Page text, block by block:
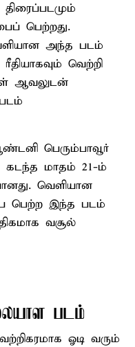
பெற்றது.
அந்த படம்
வெற்றி
ஆவலுடன்
பெரும்பாவூர்
கடந்த மாதம் 21-ம்
வெளியான
பெற்ற இந்த படம்
வசூல்
படம்
ஓடி வரும்